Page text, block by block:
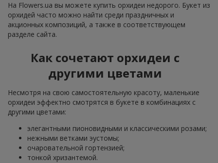
На Flowers.ua вы можете купить орхидеи недорого. Букет из
орхидей часто можно найти среди праздничных и
акционных композиций, а также в соответствующем
разделе сайта.
Как сочетают орхидеи с
другими цветами
Несмотря на свою самостоятельную красоту, маленькие
орхидеи эффектно смотрятся в букете в комбинациях с
другими цветами:
элегантными пионовидными и классическими розами;
нежными ветками эустомы;
очаровательной гортензией;
тонкой хризантемой.